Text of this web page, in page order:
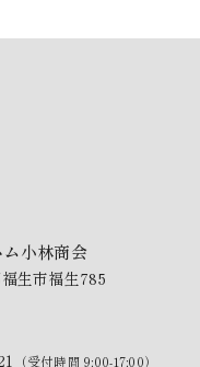
小林商会
生市福生785
（受付時間 9:00-17:00）